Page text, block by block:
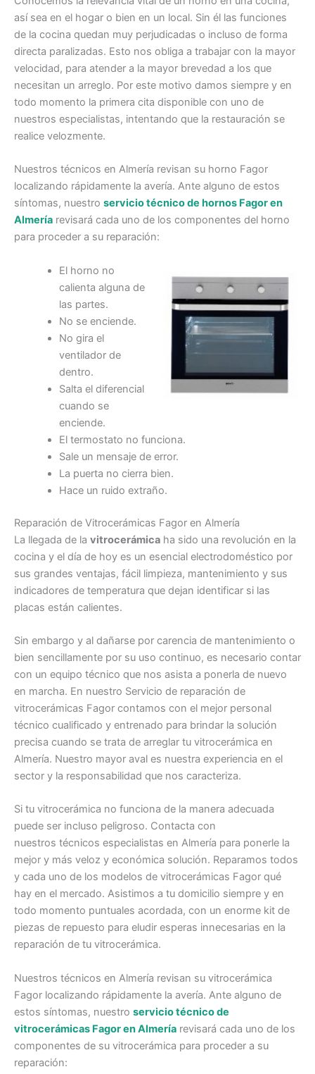
así sea en el hogar o bien en un local. Sin él las funciones
de la cocina quedan muy perjudicadas o incluso de forma
directa paralizadas. Esto nos obliga a trabajar con la mayor
velocidad, para atender a la mayor brevedad a los que
necesitan un arreglo. Por este motivo damos siempre y en
todo momento la primera cita disponible con uno de
nuestros especialistas, intentando que la restauración se
realice velozmente.
Nuestros técnicos en Almería revisan su horno Fagor
localizando rápidamente la avería. Ante alguno de estos
síntomas, nuestro servicio técnico de hornos Fagor en
Almería revisará cada uno de los componentes del horno
para proceder a su reparación:
El horno no
calienta alguna de
las partes.
No se enciende.
No gira el
ventilador de
dentro.
Salta el diferencial
cuando se
enciende.
El termostato no funciona.
Sale un mensaje de error.
La puerta no cierra bien.
Hace un ruido extraño.
Reparación de Vitrocerámicas Fagor en Almería
La llegada de la vitrocerámica ha sido una revolución en la
cocina y el día de hoy es un esencial electrodoméstico por
sus grandes ventajas, fácil limpieza, mantenimiento y sus
indicadores de temperatura que dejan identificar si las
placas están calientes.
Sin embargo y al dañarse por carencia de mantenimiento o
bien sencillamente por su uso continuo, es necesario contar
con un equipo técnico que nos asista a ponerla de nuevo
en marcha. En nuestro Servicio de reparación de
vitrocerámicas Fagor contamos con el mejor personal
técnico cualificado y entrenado para brindar la solución
precisa cuando se trata de arreglar tu vitrocerámica en
Almería. Nuestro mayor aval es nuestra experiencia en el
sector y la responsabilidad que nos caracteriza.
Si tu vitrocerámica no funciona de la manera adecuada
puede ser incluso peligroso. Contacta con
nuestros técnicos especialistas en Almería para ponerle la
mejor y más veloz y económica solución. Reparamos todos
y cada uno de los modelos de vitrocerámicas Fagor qué
hay en el mercado. Asistimos a tu domicilio siempre y en
todo momento puntuales acordada, con un enorme kit de
piezas de repuesto para eludir esperas innecesarias en la
reparación de tu vitrocerámica.
Nuestros técnicos en Almería revisan su vitrocerámica
Fagor localizando rápidamente la avería. Ante alguno de
estos síntomas, nuestro servicio técnico de
vitrocerámicas Fagor en Almería revisará cada uno de los
componentes de su vitrocerámica para proceder a su
reparación: